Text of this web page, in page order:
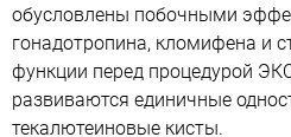
обусловлены побочными
гонадотропина, кломифена и
функции перед процедурой
развиваются единичные
текалютеиновые кисты.